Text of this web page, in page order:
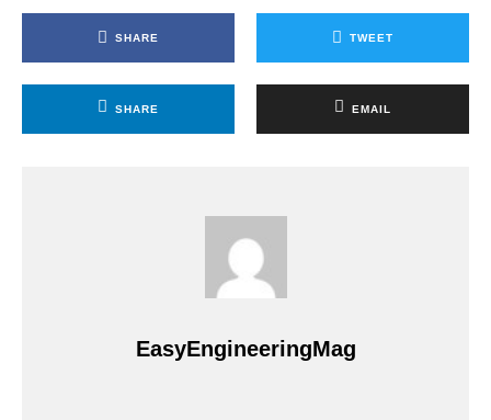
SHARE TWEET
SHARE EMAIL
EasyEngineeringMag